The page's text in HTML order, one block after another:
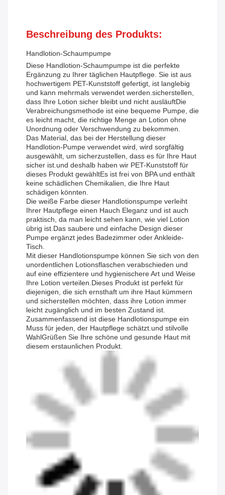
Beschreibung des Produkts:
Handlotion-Schaumpumpe
Diese Handlotion-Schaumpumpe ist die perfekte
Ergänzung zu Ihrer täglichen Hautpflege. Sie ist aus
hochwertigem PET-Kunststoff gefertigt, ist langlebig
und kann mehrmals verwendet werden.sicherstellen,
dass Ihre Lotion sicher bleibt und nicht ausläuftDie
Verabreichungsmethode ist eine bequeme Pumpe, die
es leicht macht, die richtige Menge an Lotion ohne
Unordnung oder Verschwendung zu bekommen.
Das Material, das bei der Herstellung dieser
Handlotion-Pumpe verwendet wird, wird sorgfältig
ausgewählt, um sicherzustellen, dass es für Ihre Haut
sicher ist.und deshalb haben wir PET-Kunststoff für
dieses Produkt gewähltEs ist frei von BPA und enthält
keine schädlichen Chemikalien, die Ihre Haut
schädigen könnten.
Die weiße Farbe dieser Handlotionspumpe verleiht
Ihrer Hautpflege einen Hauch Eleganz und ist auch
praktisch, da man leicht sehen kann, wie viel Lotion
übrig ist.Das saubere und einfache Design dieser
Pumpe ergänzt jedes Badezimmer oder Ankleide-
Tisch.
Mit dieser Handlotionspumpe können Sie sich von den
unordentlichen Lotionsflaschen verabschieden und
auf eine effizientere und hygienischere Art und Weise
Ihre Lotion verteilen.Dieses Produkt ist perfekt für
diejenigen, die sich ernsthaft um ihre Haut kümmern
und sicherstellen möchten, dass ihre Lotion immer
leicht zugänglich und im besten Zustand ist.
Zusammenfassend ist diese Handlotionspumpe ein
Muss für jeden, der Hautpflege schätzt.und stilvolle
WahlGrüßen Sie Ihre schöne und gesunde Haut mit
diesem erstaunlichen Produkt.